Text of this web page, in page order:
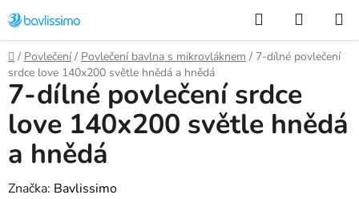
na
obsah
Hledat
KOŠÍK
Domů
/ Povlečení / Povlečení bavlna s mikrovláknem / 7-dílné povlečení
srdce love 140x200 světle hnědá a hnědá
7-dílné povlečení srdce
love 140x200 světle hnědá
a hnědá
Značka: Bavlissimo